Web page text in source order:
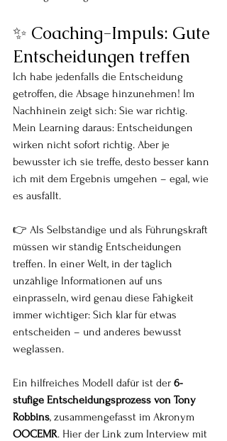
✨ Coaching-Impuls: Gute
Entscheidungen treffen
Ich habe jedenfalls die Entscheidung
getroffen, die Absage hinzunehmen! Im
Nachhinein zeigt sich: Sie war richtig.
Mein Learning daraus: Entscheidungen
wirken nicht sofort richtig. Aber je
bewusster ich sie treffe, desto besser kann
ich mit dem Ergebnis umgehen – egal, wie
es ausfällt.
👉 Als Selbständige und als Führungskraft
müssen wir ständig Entscheidungen
treffen. In einer Welt, in der täglich
unzählige Informationen auf uns
einprasseln, wird genau diese Fähigkeit
immer wichtiger: Sich klar für etwas
entscheiden – und anderes bewusst
weglassen.
Ein hilfreiches Modell dafür ist der 6-
stufige Entscheidungsprozess von Tony
Robbins, zusammengefasst im Akronym
OOCEMR. Hier der Link zum Interview mit